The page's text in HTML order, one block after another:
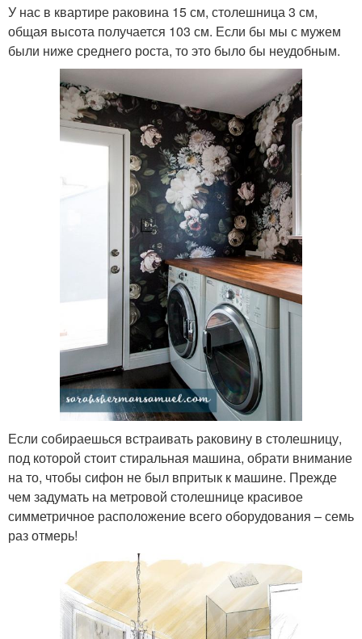
У нас в квартире раковина 15 см, столешница 3 см,
общая высота получается 103 см. Если бы мы с мужем
были ниже среднего роста, то это было бы неудобным.
Если собираешься встраивать раковину в столешницу,
под которой стоит стиральная машина, обрати внимание
на то, чтобы сифон не был впритык к машине. Прежде
чем задумать на метровой столешнице красивое
симметричное расположение всего оборудования – семь
раз отмерь!